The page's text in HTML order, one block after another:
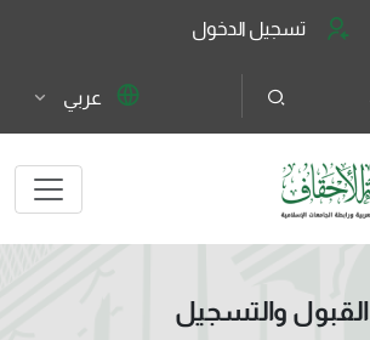
تسجيل الدخول
عربي
القبول والتسجيل